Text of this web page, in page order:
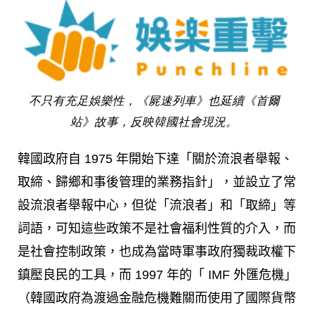
不只有充足娛樂性，《屍速列車》也延續《首爾
站》故事，反映韓國社會現況。
韓國政府自 1975 年開始下達「關於流浪者舉報、
取締、歸鄉和事後管理的業務指針」，並設立了常
設流浪者舉報中心，但從「流浪者」和「取締」等
詞語，可知這些政策不是社會福利性質的介入，而
是社會控制政策，也成為當時軍事政府獨裁政權下
鎮壓良民的工具，而 1997 年的「 IMF 外匯危機」
（韓國政府為渡過金融危機難關而使用了國際貨幣